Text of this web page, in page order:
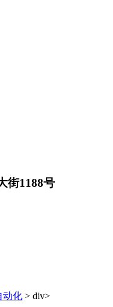
街1188号
动化 > div>